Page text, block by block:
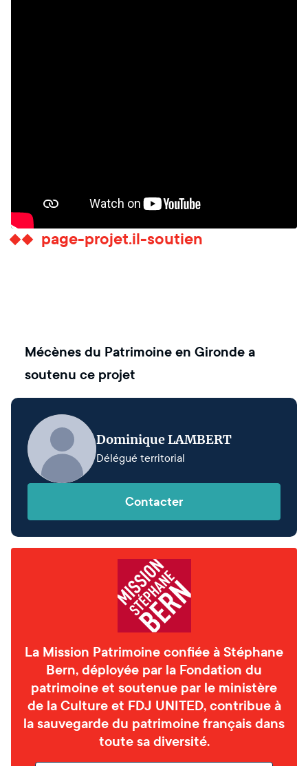
page-projet.il-soutien
Mécènes du Patrimoine en Girondea
soutenu ce projet
Dominique LAMBERT
Délégué territorial
Contacter
La Mission Patrimoine confiée à Stéphane
Bern, déployée par la Fondation du
patrimoine et soutenue par le ministère
de la Culture et FDJ UNITED, contribue à
la sauvegarde du patrimoine français dans
toute sa diversité.